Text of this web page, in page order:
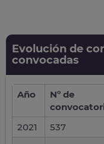
Evolución de
convocadas
Año
Nº de
2021
537